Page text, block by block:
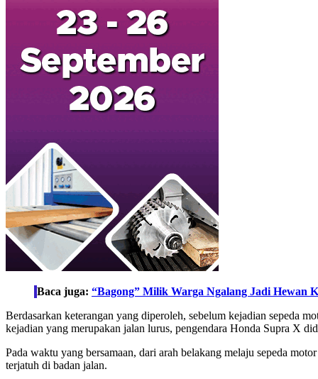
Baca juga: “Bagong” Milik Warga Ngalang Jadi Hewan
Berdasarkan keterangan yang diperoleh, sebelum kejadian sepeda
kejadian yang merupakan jalan lurus, pengendara Honda Supra X
Pada waktu yang bersamaan, dari arah belakang melaju sepeda
terjatuh di badan jalan.